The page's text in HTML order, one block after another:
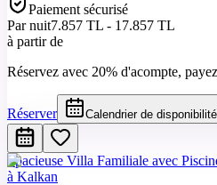
Paiement sécurisé
Par nuit7.857 TL - 17.857 TL
à partir de
Réservez avec 20% d'acompte,
Réserver Calendrier de disponibilité
Spacieuse Villa Familiale avec
à Kalkan